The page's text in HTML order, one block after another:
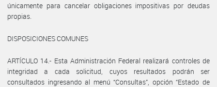
únicamente para cancelar obligaciones impositivas por deudas
propias.
DISPOSICIONES COMUNES
ARTÍCULO 14.- Esta Administración Federal realizará controles de
integridad a cada solicitud, cuyos resultados podrán ser
consultados ingresando al menú “Consultas”, opción “Estado de